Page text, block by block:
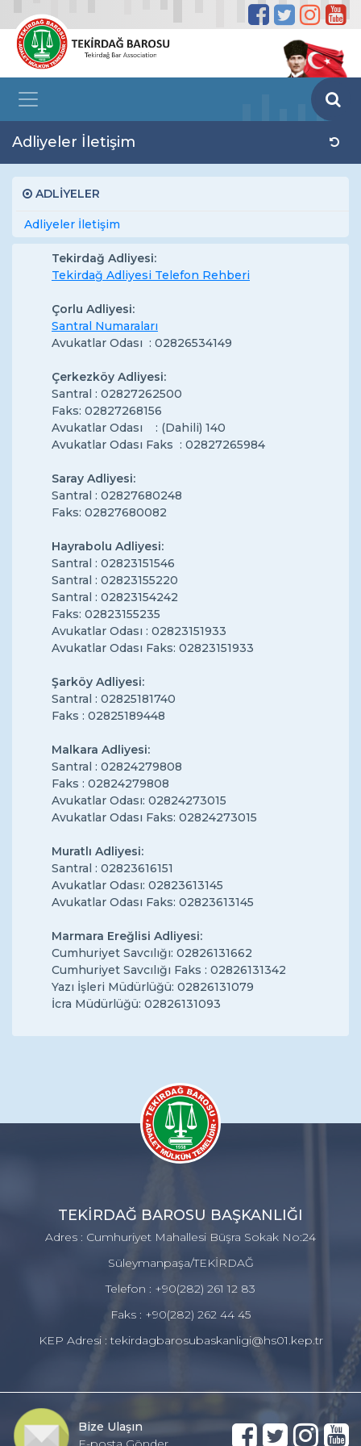
Adliyeler İletişim
ADLİYELER
Adliyeler İletişim
Tekirdağ Adliyesi:
Tekirdağ Adliyesi Telefon Rehberi
Çorlu Adliyesi:
Santral Numaraları
Avukatlar Odası : 02826534149
Çerkezköy Adliyesi:
Santral : 02827262500
Faks: 02827268156
Avukatlar Odası : (Dahili) 140
Avukatlar Odası Faks : 02827265984
Saray Adliyesi:
Santral : 02827680248
Faks: 02827680082
Hayrabolu Adliyesi:
Santral : 02823151546
Santral : 02823155220
Santral : 02823154242
Faks: 02823155235
Avukatlar Odası : 02823151933
Avukatlar Odası Faks: 02823151933
Şarköy Adliyesi:
Santral : 02825181740
Faks : 02825189448
Malkara Adliyesi:
Santral : 02824279808
Faks : 02824279808
Avukatlar Odası: 02824273015
Avukatlar Odası Faks: 02824273015
Muratlı Adliyesi:
Santral : 02823616151
Avukatlar Odası: 02823613145
Avukatlar Odası Faks: 02823613145
Marmara Ereğlisi Adliyesi:
Cumhuriyet Savcılığı: 02826131662
Cumhuriyet Savcılığı Faks : 02826131342
Yazı İşleri Müdürlüğü: 02826131079
İcra Müdürlüğü: 02826131093
TEKİRDAĞ BAROSU BAŞKANLIĞI
Adres : Cumhuriyet Mahallesi Büşra Sokak No:24
Süleymanpaşa/TEKİRDAĞ
Telefon : +90(282) 261 12 83
Faks : +90(282) 262 44 45
KEP Adresi : tekirdagbarosubaskanligi@hs01.kep.tr
Bize Ulaşın